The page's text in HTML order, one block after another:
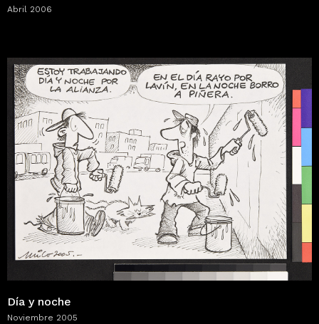
Abril 2006
Día y noche
Noviembre 2005